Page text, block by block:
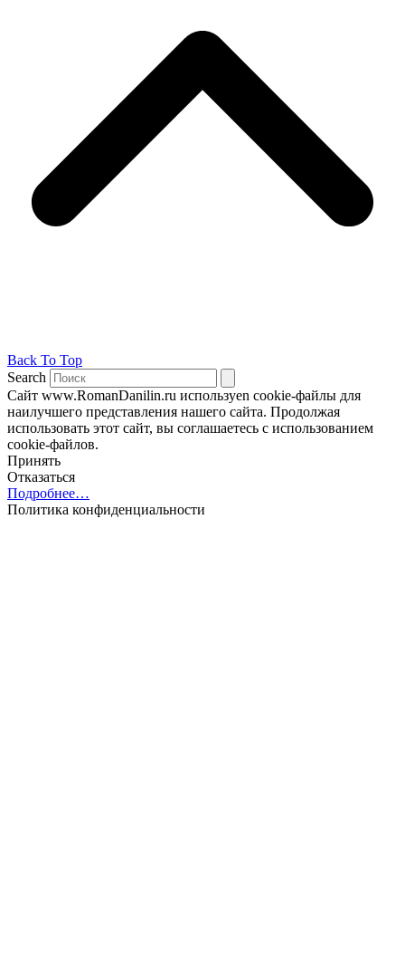
Back To Top
Search
Сайт www.RomanDanilin.ru используеn cookie-файлы для
наилучшего представления нашего сайта. Продолжая
использовать этот сайт, вы соглашаетесь с использованием
cookie-файлов.
Принять
Отказаться
Подробнее…
Политика конфиденциальности